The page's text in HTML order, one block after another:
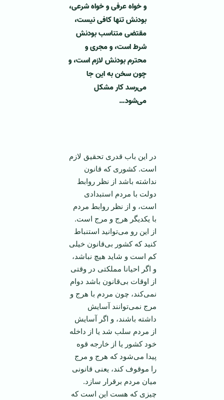
و خواه عرفی و خواه شرعی،
بودنش تنها کافی نیست،
مقتضی متناسب بودنش
شرط است، و مجری و
محترم بودنش لازم است، و
چون سخن به این جا
می‌رسد کار مشکل
می‌شود…
در این باب قدری تحقیق لازم
است. کشوری که قانون
نداشته باشد از نظر روابط
دولت با مردم استبدادی
است، و از نظر روابط مردم
با یکدیگر هرج و مرج است.
از این رو می‌توانید استنباط
کنید که کشور بی‌قانون خیلی
کم است و شاید هیچ نباشد،
و اگر احیانا مملکتی در وقتی
از اوقات بی‌قانون باشد دوام
نمی‌کند، چون مردم با هرج و
مرج نمی‌توانند آسایش
داشته باشند، و اگر آسایش
از مردم سلب شد یا از داخله
خود کشور یا از خارجه قوه
پیدا می‌شود که هرج و مرج
را موقوف کند، یعنی قانونی
میان مردم برقرار سازد.
چیزی که هست این است که